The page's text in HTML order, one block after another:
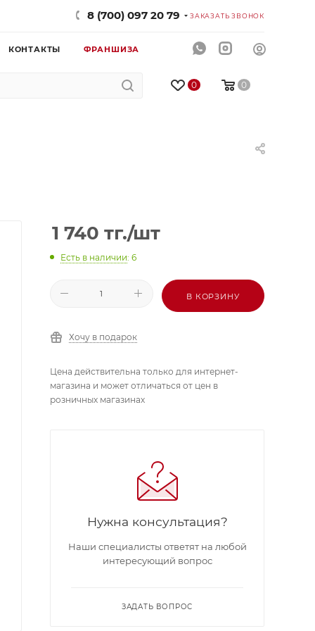
8 (700) 097 20 79 ЗАКАЗАТЬ ЗВОНОК
КОНТАКТЫ ФРАНШИЗА
0 0
1 740 тг./шт
Есть в наличии: 6
В КОРЗИНУ
Хочу в подарок
Цена действительна только для интернет-
магазина и может отличаться от цен в
розничных магазинах
Нужна консультация?
Наши специалисты ответят на любой
интересующий вопрос
ЗАДАТЬ ВОПРОС